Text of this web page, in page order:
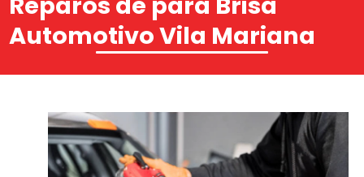
Automotivo Vila Mariana